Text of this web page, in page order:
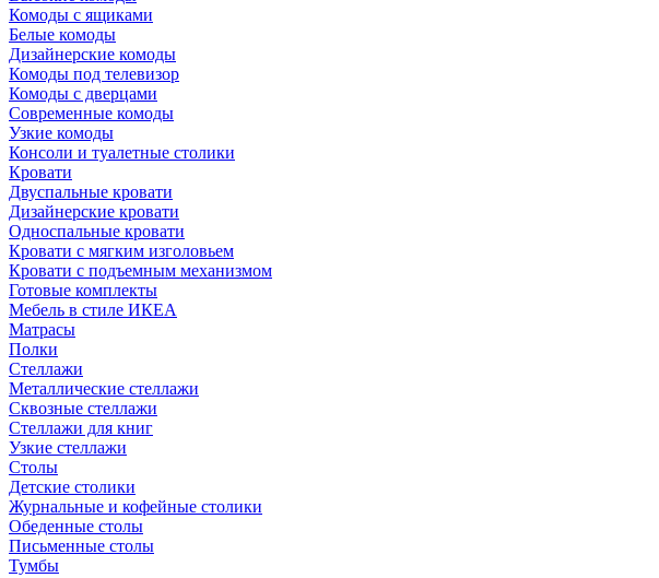
Комоды с ящиками
Белые комоды
Дизайнерские комоды
Комоды под телевизор
Комоды с дверцами
Современные комоды
Узкие комоды
Консоли и туалетные столики
Кровати
Двуспальные кровати
Дизайнерские кровати
Односпальные кровати
Кровати с мягким изголовьем
Кровати с подъемным механизмом
Готовые комплекты
Мебель в стиле ИКЕА
Матрасы
Полки
Стеллажи
Металлические стеллажи
Сквозные стеллажи
Стеллажи для книг
Узкие стеллажи
Столы
Детские столики
Журнальные и кофейные столики
Обеденные столы
Письменные столы
Тумбы